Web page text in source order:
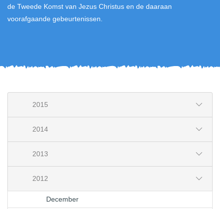
de Tweede Komst van Jezus Christus en de daaraan
voorafgaande gebeurtenissen.
2015
2014
2013
2012
December